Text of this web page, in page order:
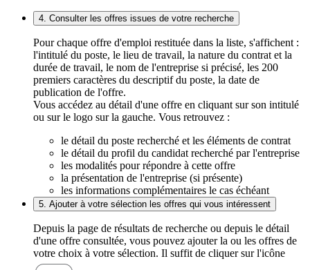
4. Consulter les offres issues de votre recherche
Pour chaque offre d'emploi restituée dans la liste, s'affichent :
l'intitulé du poste, le lieu de travail, la nature du contrat et la
durée de travail, le nom de l'entreprise si précisé, les 200
premiers caractères du descriptif du poste, la date de
publication de l'offre.
Vous accédez au détail d'une offre en cliquant sur son intitulé
ou sur le logo sur la gauche. Vous retrouvez :
le détail du poste recherché et les éléments de contrat
le détail du profil du candidat recherché par l'entreprise
les modalités pour répondre à cette offre
la présentation de l'entreprise (si présente)
les informations complémentaires le cas échéant
5. Ajouter à votre sélection les offres qui vous intéressent
Depuis la page de résultats de recherche ou depuis le détail
d'une offre consultée, vous pouvez ajouter la ou les offres de
votre choix à votre sélection. Il suffit de cliquer sur l'icône